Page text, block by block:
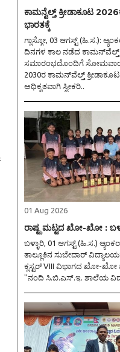
ಕಾಮನ್ವೆಲ್ತ್ ಕ್ರೀಡಾಕೂಟ
ಭಾರತಕ್ಕೆ
ಗ್ಲಾಸ್ಗೋ, 03 ಆಗಸ್ಟ್ (ಹಿ.ಸ.): ಆ್ಯಂಕರ್:ಸ್ಕಾಟ್ಲೆಂಡ್‌ನ ಗ್ಲಾಸ್ಗೋದಲ್ಲಿ 11
ದಿನಗಳ ಕಾಲ ನಡೆದ ಕಾಮನ್‌ವೆಲ್ತ್
ಸಮಾರಂಭದೊಂದಿಗೆ ಸೋಮವಾರ
2030ರ ಕಾಮನ್‌ವೆಲ್ತ್
ಅಧಿಕೃತವಾಗಿ ಸ್ವೀಕರಿ..
01 Aug 2026
ರಾಷ್ಟ್ರಮಟ್ಟದ ಖೋ-ಖೋ :
ಬಳ್ಳಾರಿ, 01 ಆಗಸ್ಟ್ (ಹಿ.ಸ.) ಆ್ಯಂಕರ್ : ಯಾದಗಿರಿ ಜಿಲ್ಲೆಯ ಶಹಾಪುರ
ತಾಲ್ಲೂಕಿನ ಸುಬೇದಾರ್
ಕ್ಲಸ್ಟರ್ VIII ವಿಭಾಗದ ಖೋ-ಖೋ
''ನಂದಿ ಸಿ.ಬಿ.ಎಸ್.ಇ. ಶಾಲೆಯ